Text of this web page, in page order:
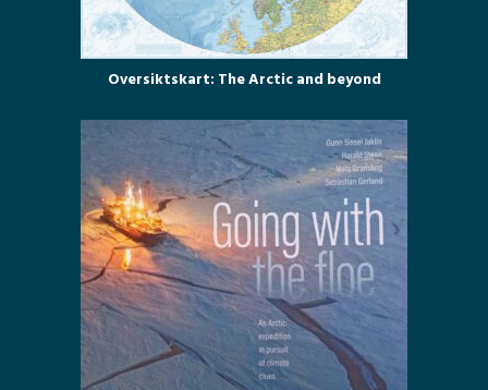
Oversiktskart: The Arctic and beyond